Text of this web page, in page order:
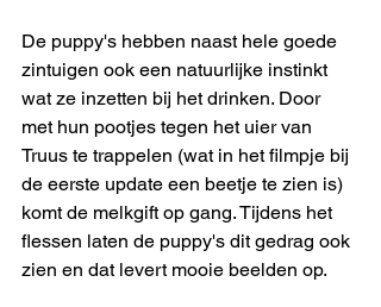
De puppy's hebben naast hele goede
zintuigen ook een natuurlijke instinkt
wat ze inzetten bij het drinken. Door
met hun pootjes tegen het uier van
Truus te trappelen (wat in het filmpje bij
de eerste update een beetje te zien is)
komt de melkgift op gang. Tijdens het
flessen laten de puppy's dit gedrag ook
zien en dat levert mooie beelden op.